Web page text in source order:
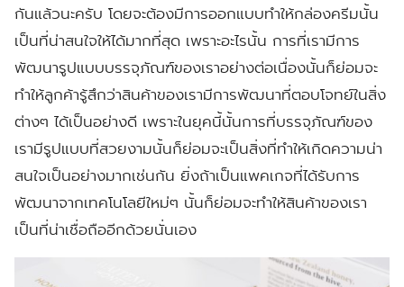
กันแล้วนะครับ โดยจะต้องมีการออกแบบทำให้กล่องครีมนั้น
เป็นที่น่าสนใจให้ได้มากที่สุด เพราะอะไรนั้น การที่เรามีการ
พัฒนารูปแบบบรรจุภัณฑ์ของเราอย่างต่อเนื่องนั้นก็ย่อมจะ
ทำให้ลูกค้ารู้สึกว่าสินค้าของเรามีการพัฒนาที่ตอบโจทย์ในสิ่ง
ต่างๆ ได้เป็นอย่างดี เพราะในยุคนี้นั้นการที่บรรจุภัณฑ์ของ
เรามีรูปแบบที่สวยงามนั้นก็ย่อมจะเป็นสิ่งที่ทำให้เกิดความน่า
สนใจเป็นอย่างมากเช่นกัน ยิ่งถ้าเป็นแพคเกจที่ได้รับการ
พัฒนาจากเทคโนโลยีใหม่ๆ นั้นก็ย่อมจะทำให้สินค้าของเรา
เป็นที่น่าเชื่อถืออีกด้วยนั่นเอง